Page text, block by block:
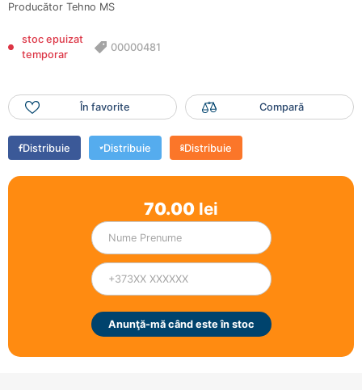
Producător Tehno MS
stoc epuizat
temporar
00000481
În favorite Compară
Distribuie Distribuie Distribuie
70.00 lei
Anunţă-mă când este în stoc